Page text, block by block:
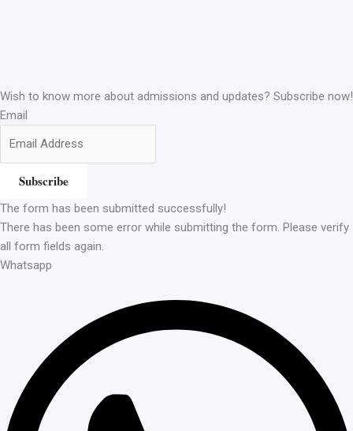
Wish to know more about admissions and updates? Subscribe now!
Email
Subscribe
The form has been submitted successfully!
There has been some error while submitting the form. Please verify
all form fields again.
Whatsapp